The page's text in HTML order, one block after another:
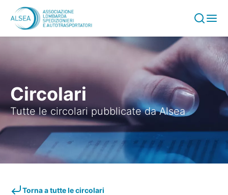
Vai al contenuto
Circolari
Tutte le circolari pubblicate da Alsea
Torna a tutte le circolari